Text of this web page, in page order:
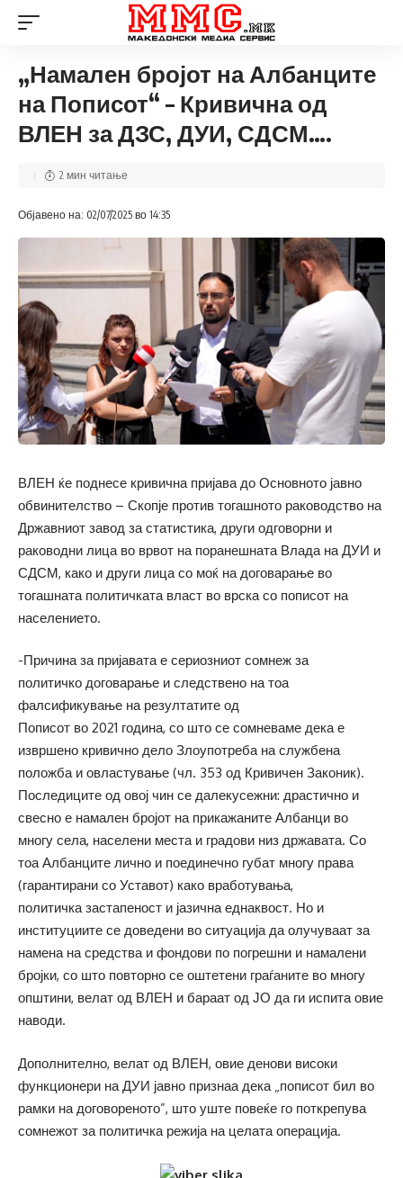
„Намален бројот на Албанците
на Пописот“ – Кривична од
ВЛЕН за ДЗС, ДУИ, СДСМ….
Објавено на: 02/07/2025 во 14:35
2 мин читање
ВЛЕН ќе поднесе кривична пријава до Основното јавно
обвинителство – Скопје против тогашното раководство на
Државниот завод за статистика, други одговорни и
раководни лица во врвот на поранешната Влада на ДУИ и
СДСМ, како и други лица со моќ на договарање во
тогашната политичката власт во врска со пописот на
населението.
-Причина за пријавата е сериозниот сомнеж за
политичко договарање и следствено на тоа
фалсификување на резултатите од
Пописот во 2021 година, со што се сомневаме дека е
извршено кривично дело Злоупотреба на службена
положба и овластување (чл. 353 од Кривичен Законик).
Последиците од овој чин се далекусежни: драстично и
свесно е намален бројот на прикажаните Албанци во
многу села, населени места и градови низ државата. Со
тоа Албанците лично и поединечно губат многу права
(гарантирани со Уставот) како вработувања,
политичка застапеност и јазична еднаквост. Но и
институциите се доведени во ситуација да олучуваат за
намена на средства и фондови по погрешни и намалени
бројки, со што повторно се оштетени граѓаните во многу
општини, велат од ВЛЕН и бараат од ЈО да ги испита овие
наводи.
Дополнително, велат од ВЛЕН, овие денови високи
функционери на ДУИ јавно признаа дека „пописот бил во
рамки на договореното”, што уште повеќе го поткрепува
сомнежот за политичка режија на целата операција.